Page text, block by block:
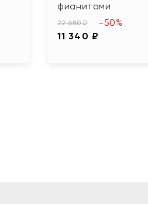
фианитами
22 680 ₽
11 340 ₽
-50%